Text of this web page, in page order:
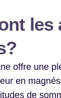
les
offre une
en
de